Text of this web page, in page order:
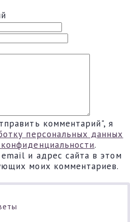
комментарий", я
персональных данных
.
и адрес сайта в этом
моих комментариев.